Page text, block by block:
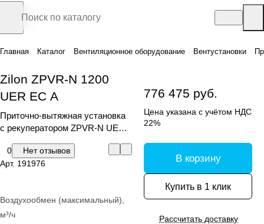
Главная Каталог Вентиляционное оборудование Вентустановки
Zilon ZPVR-N 1200
UER ЕС A
Приточно-вытяжная установка
с рекуператором ZPVR-N UER
0
Нет отзывов
Арт. 191976
Воздухообмен (максимальный),
м³/ч
776 475 руб.
Цена указана с учётом НДС
22%
В корзину
Купить в 1 клик
Рассчитать доставку